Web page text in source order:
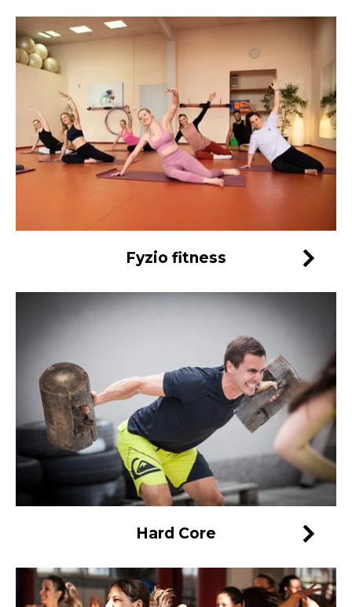
Fyzio fitness
Hard Core